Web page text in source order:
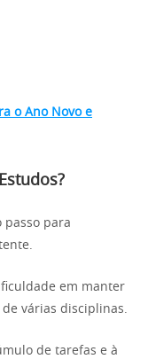
o Ano Novo e
passo para
em manter
várias disciplinas.
de tarefas e à